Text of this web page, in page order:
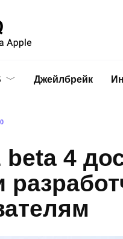
Джейлбрейк
beta 4